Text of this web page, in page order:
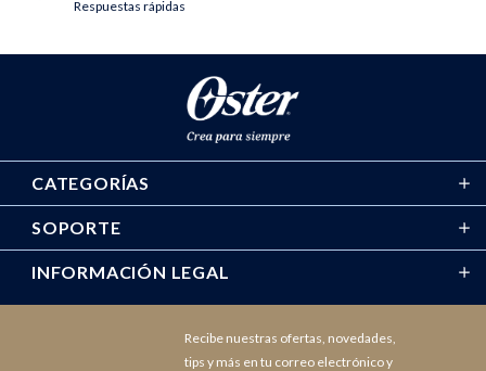
Respuestas rápidas
CATEGORÍAS
SOPORTE
INFORMACIÓN LEGAL
Recibe nuestras ofertas, novedades,
tips y más en tu correo electrónico y